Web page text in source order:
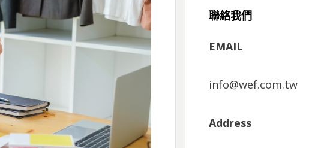
聯絡我們
EMAIL
info@wef.com.tw
Address